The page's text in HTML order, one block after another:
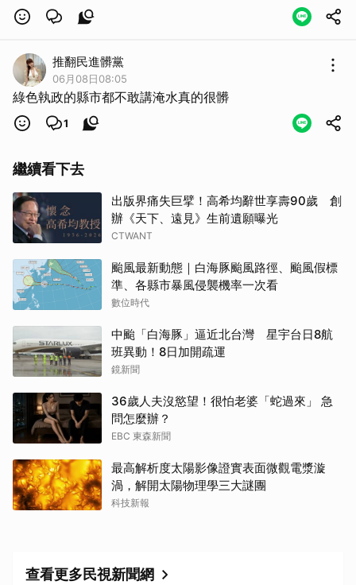
推翻民進髒黨
06月08日08:05
綠色執政的縣市都不敢講淹水真的很髒
1
繼續看下去
出版界痛失巨擘！高希均辭世享壽90歲 創
辦《天下、遠見》生前遺願曝光
CTWANT
颱風最新動態｜白海豚颱風路徑、颱風假標
準、各縣市暴風侵襲機率一次看
數位時代
中颱「白海豚」逼近北台灣 星宇台日8航
班異動！8日加開疏運
鏡新聞
36歲人夫沒慾望！很怕老婆「蛇過來」 急
問怎麼辦？
EBC 東森新聞
最高解析度太陽影像證實表面微觀電漿漩
渦，解開太陽物理學三大謎團
科技新報
查看更多民視新聞網